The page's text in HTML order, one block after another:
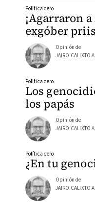
¡Agarraron
exgóber
Política cero
Opinión de
JAIRO CALIXTO
Los
los papás
Política cero
Opinión de
JAIRO CALIXTO
¿En tu
Política cero
Opinión de
JAIRO CALIXTO